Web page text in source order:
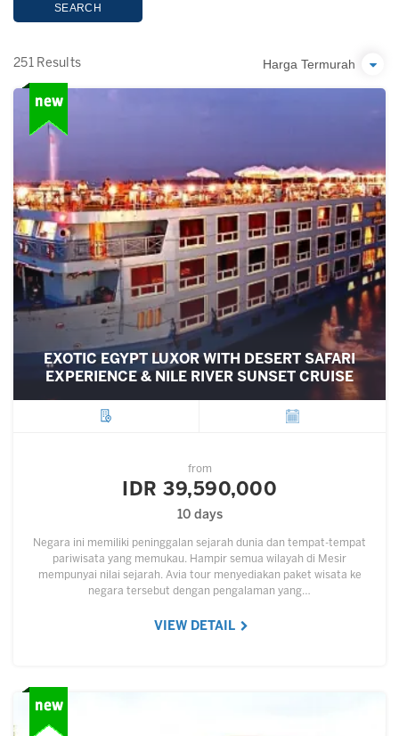
SEARCH
251 Results Harga Termurah
EXOTIC EGYPT LUXOR WITH DESERT SAFARI
EXPERIENCE & NILE RIVER SUNSET CRUISE
from
IDR 39,590,000
10 days
Negara ini memiliki peninggalan sejarah dunia dan tempat-tempat
pariwisata yang memukau. Hampir semua wilayah di Mesir
mempunyai nilai sejarah. Avia tour menyediakan paket wisata ke
negara tersebut dengan pengalaman yang…
VIEW DETAIL